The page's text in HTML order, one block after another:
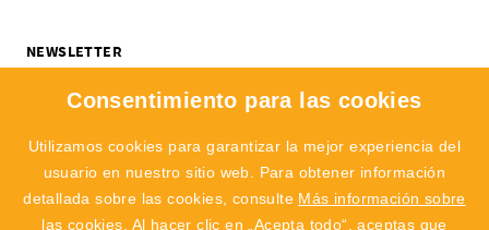
NEWSLETTER
SINGING ROCK? Suscríbete y no te pierdas nada.
Me interesa:
Escalada Profesional
SUBSCRIBIR
Consentimiento para las cookies
Utilizamos cookies para garantizar la mejor experiencia del
usuario en nuestro sitio web. Para obtener información
detallada sobre las cookies, consulte Más información sobre
las cookies . Al hacer clic en „Acepta todo“, aceptas que